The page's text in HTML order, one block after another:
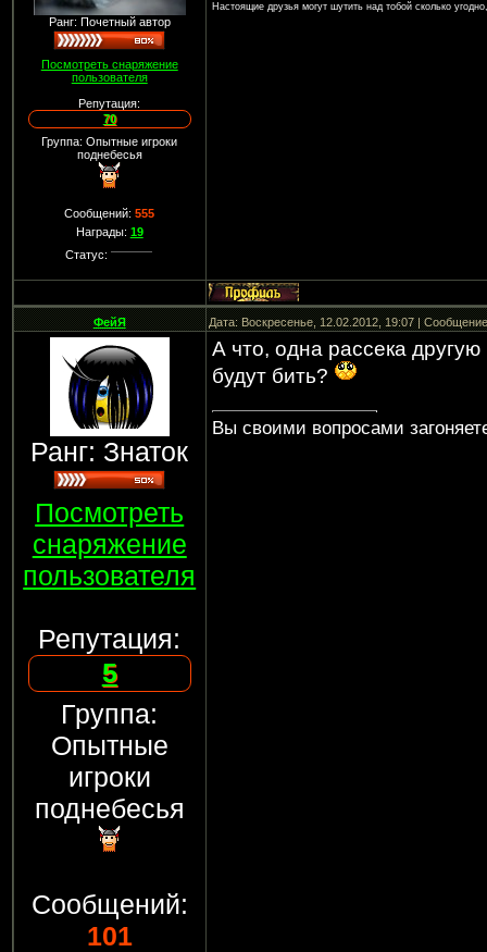
Ранг: Почетный автор
Посмотреть снаряжение
пользователя
Репутация:
70
Группа: Опытные игроки
поднебесья
Сообщений:555
Награды: 19
Статус:
Настоящие друзья могут шутить над тобой сколько
ФейЯ Дата: Воскресенье, 12.02.2012, 19:07 |
Ранг: Знаток
Посмотреть
снаряжение
пользователя
Репутация:
5
Группа:
Опытные
игроки
поднебесья
Сообщений:
101
А что, одна рассека
будут бить?
Вы своими вопросами